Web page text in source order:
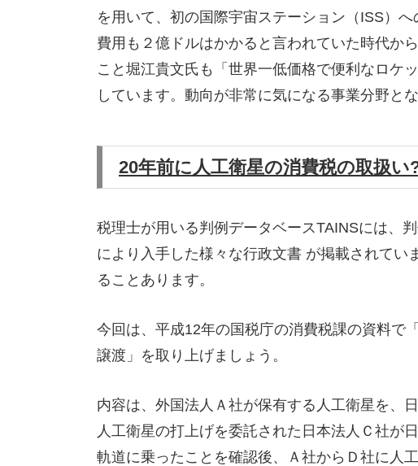
を用いて、初の国際宇宙ステーション（ISS）
費用も２億ドルはかかると言われていた時代か
こと堀江貴文氏も「世界一低価格で便利なロケ
しています。動向が非常に気になる事業分野と
20年前に人工衛星の消費税の取扱い
税理士が用いる判例データベースTAINSには、
により入手した様々な行政文書 が掲載されてい
ることあります。
今回は、平成12年の国税庁の消費税課の資料で
譲渡」を取り上げましょう。
内容は、外国法人Ａ社が保有する人工衛星を、
人工衛星の打上げを委託された日本法人Ｃ社が
軌道に乗ったことを確認後、Ａ社からＤ社に人